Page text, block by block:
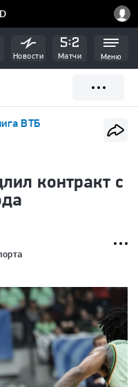
Новости Матчи Меню
ВТБ
контракт с